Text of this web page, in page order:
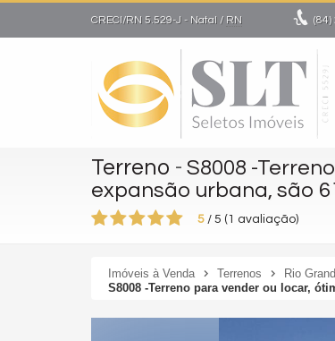
CRECI/RN 5.529-J - Natal / RN (84)
Terreno - S8008 -
expansão urbana, são
5 / 5 ( 1 avaliação)
Imóveis à Venda Terrenos Rio
S8008 -Terreno para vender ou locar,